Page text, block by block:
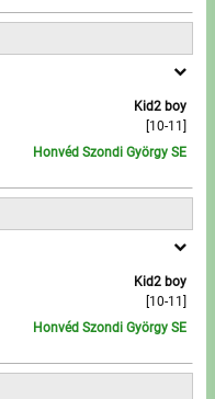
Kid2 boy
[10-11]
Honvéd Szondi György SE
Kid2 boy
[10-11]
Honvéd Szondi György SE